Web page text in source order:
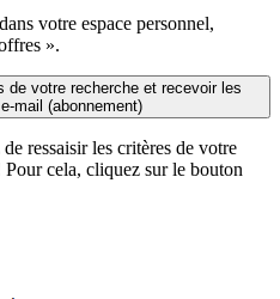
votre espace personnel,
».
de votre recherche et recevoir les
mail (abonnement)
ressaisir les critères de votre
cela, cliquez sur le bouton